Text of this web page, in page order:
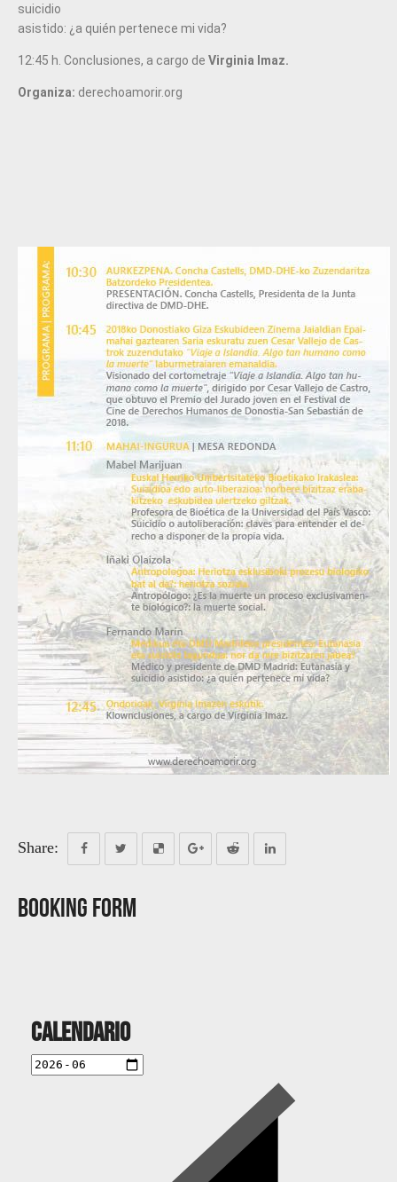
suicidio
asistido: ¿a quién pertenece mi vida?
12:45 h. Conclusiones, a cargo de Virginia Imaz.
Organiza: derechoamorir.org
Share:
Booking Form
Calendario